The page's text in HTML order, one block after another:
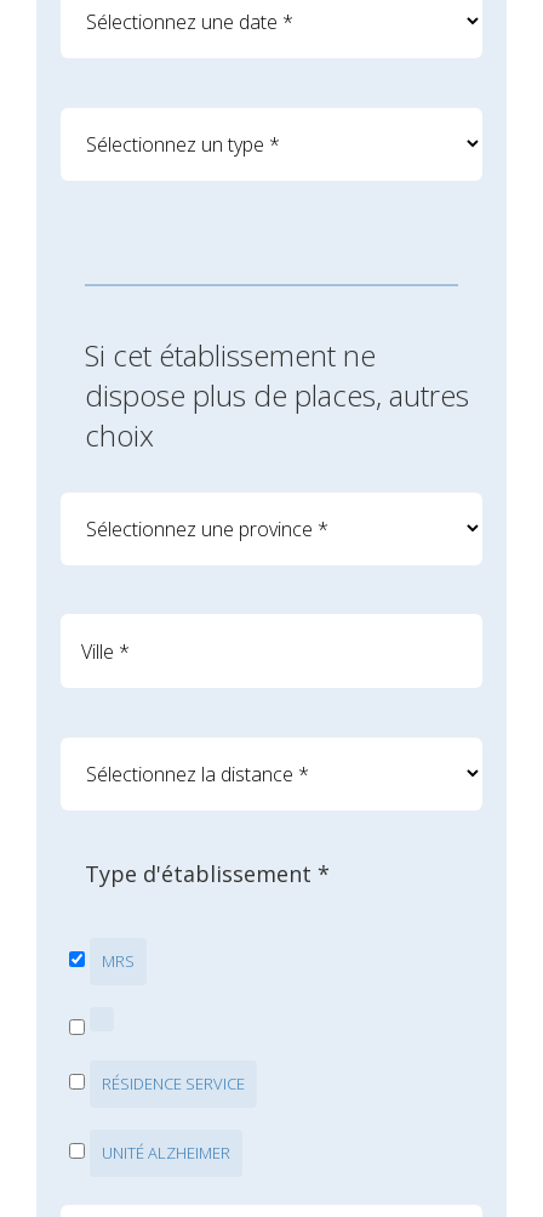
Si cet établissement ne
dispose plus de places, autres
choix
Type d'établissement *
MRS
RÉSIDENCE SERVICE
UNITÉ ALZHEIMER